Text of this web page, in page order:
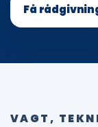
Få
VAGT,